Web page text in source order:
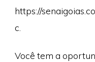
https://
c.
Você tem a